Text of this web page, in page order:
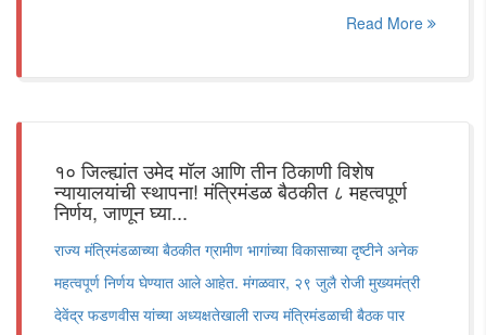
Read More
१० जिल्ह्यांत उमेद मॉल आणि तीन ठिकाणी विशेष
न्यायालयांची स्थापना! मंत्रिमंडळ बैठकीत ८ महत्वपूर्ण
निर्णय, जाणून घ्या...
राज्य मंत्रिमंडळाच्या बैठकीत ग्रामीण भागांच्या विकासाच्या दृष्टीने अनेक
महत्वपूर्ण निर्णय घेण्यात आले आहेत. मंगळवार, २९ जुलै रोजी मुख्यमंत्री
देवेंद्र फडणवीस यांच्या अध्यक्षतेखाली राज्य मंत्रिमंडळाची बैठक पार